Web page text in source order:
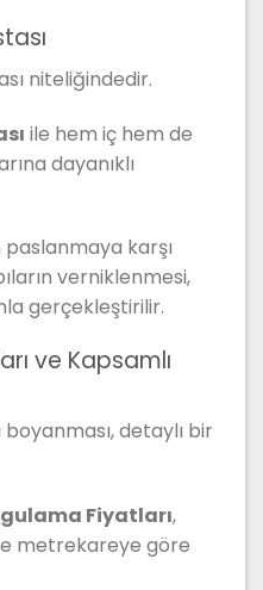
niteliğindedir.
ile hem iç hem de
dayanıklı
karşı
verniklenmesi,
gerçekleştirilir.
ve Kapsamlı
detaylı bir
Fiyatları,
metrekareye göre